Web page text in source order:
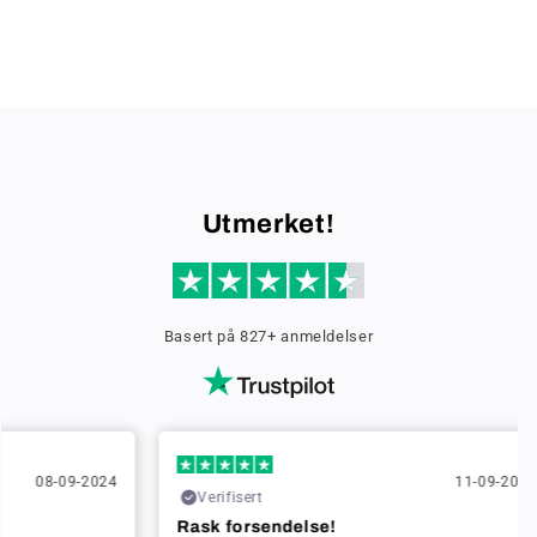
Utmerket!
Basert på 827+ anmeldelser
Rask forsendelse!